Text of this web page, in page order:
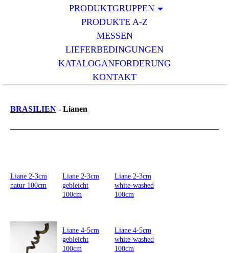
PRODUKTGRUPPEN
PRODUKTE A-Z
MESSEN
LIEFERBEDINGUNGEN
KATALOGANFORDERUNG
KONTAKT
BRASILIEN - Lianen
Liane 2-3cm
natur 100cm
Liane 2-3cm
gebleicht
100cm
Liane 2-3cm
white-washed
100cm
Liane 4-5cm
gebleicht
100cm
Liane 4-5cm
white-washed
100cm